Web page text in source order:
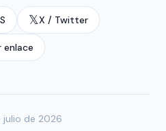
𝕏X / Twitter
enlace
julio de 2026